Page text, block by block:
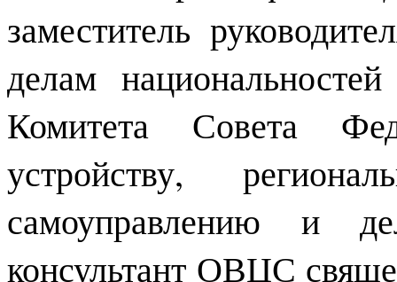
заместитель
делам
Комитета Совета
устройству,
самоуправлению и
консультант ОВЦС